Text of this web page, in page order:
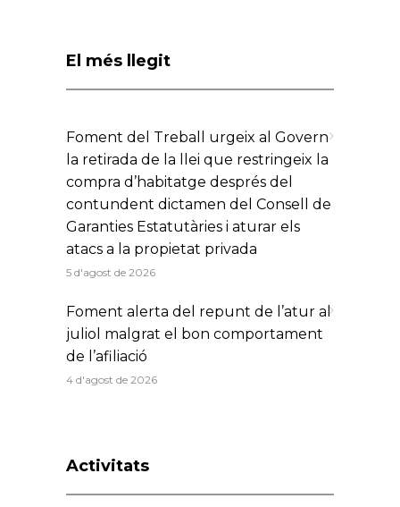
El més llegit
Foment del Treball urgeix al Govern
la retirada de la llei que restringeix la
compra d’habitatge després del
contundent dictamen del Consell de
Garanties Estatutàries i aturar els
atacs a la propietat privada
5 d'agost de 2026
Foment alerta del repunt de l’atur al
juliol malgrat el bon comportament
de l’afiliació
4 d'agost de 2026
Activitats